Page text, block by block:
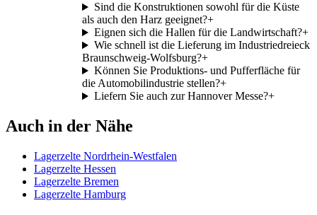
Sind die Konstruktionen sowohl für die Küste
als auch den Harz geeignet?+
Eignen sich die Hallen für die Landwirtschaft?+
Wie schnell ist die Lieferung im Industriedreieck
Braunschweig-Wolfsburg?+
Können Sie Produktions- und Pufferfläche für
die Automobilindustrie stellen?+
Liefern Sie auch zur Hannover Messe?+
Auch in der Nähe
Lagerzelte Nordrhein-Westfalen
Lagerzelte Hessen
Lagerzelte Bremen
Lagerzelte Hamburg